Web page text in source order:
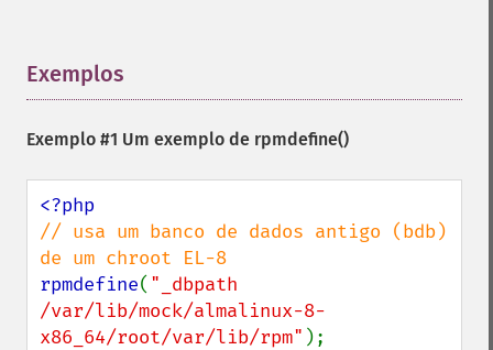
Exemplos
Exemplo #1 Um exemplo de rpmdefine()
// usa um banco de dados antigo (bdb)
rpmdefine( "_dbpath
/var/lib/mock/almalinux-8-
x86_64/root/var/lib/rpm"